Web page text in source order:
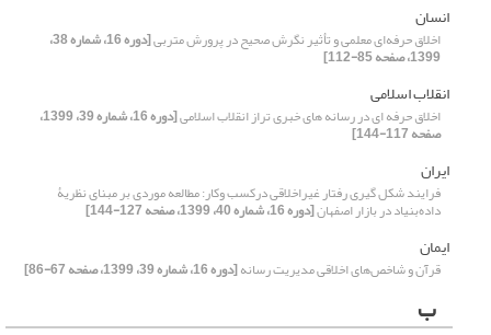
انسان
اخلاق حرفه‌ای معلمی و تأثیر نگرش صحیح در پرورش متربی [دوره 16، شماره 38،
1399، صفحه 85-112]
انقلاب اسلامی
اخلاق حرفه ای در رسانه‏ های خبری تراز انقلاب اسلامی [دوره 16، شماره 39، 1399،
صفحه 117-144]
ایران
فرایند شکل گیری رفتار غیراخلاقی درکسب وکار: مطالعه موردی بر مبنای نظریۀ
داده‌بنیاد در بازار اصفهان[دوره 16، شماره 40، 1399، صفحه 127-144]
ایمان
قرآن و شاخص‌های اخلاقی مدیریت رسانه[دوره 16، شماره 39، 1399، صفحه 67-86]
ب